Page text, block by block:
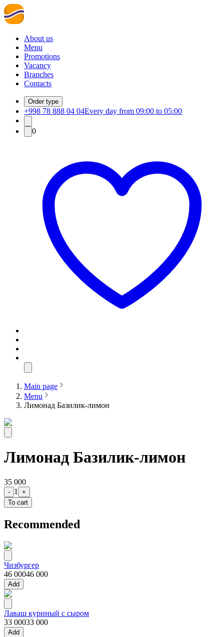
About us
Menu
Promotions
Vacancy
Branches
Contacts
Order type
+998 78 888 04 04Every day from 09:00 to 05:00
0
Main page
Menu
Лимонад Базилик-лимон
Лимонад Базилик-лимон
35 000
- 1
+
To cart
Recommended
Чизбургер
46 00046 000
Add
Лаваш куриный с сыром
33 00033 000
Add